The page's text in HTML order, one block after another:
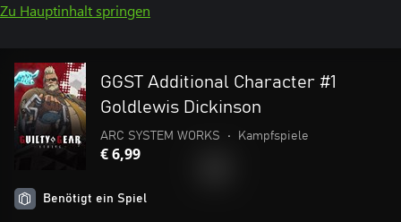
Zu Hauptinhalt springen
GGST Additional Character #1
Goldlewis Dickinson
ARC SYSTEM WORKS • Kampfspiele
€ 6,99
Benötigt ein Spiel